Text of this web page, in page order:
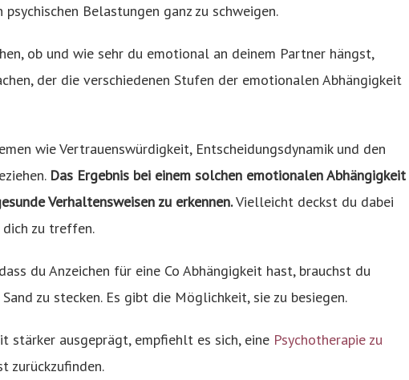
Belastungen ganz zu schweigen.
ob und wie sehr du emotional an deinem Partner hängst,
der die verschiedenen Stufen der emotionalen Abhängigkeit
wie Vertrauenswürdigkeit, Entscheidungsdynamik und den
Das Ergebnis bei einem solchen emotionalen Abhängigkeit
Verhaltensweisen zu erkennen.Vielleicht deckst du dabei
zu treffen.
du Anzeichen für eine Co Abhängigkeit hast, brauchst du
zu stecken. Es gibt die Möglichkeit, sie zu besiegen.
stärker ausgeprägt, empfiehlt es sich, eine Psychotherapie zu
zurückzufinden.